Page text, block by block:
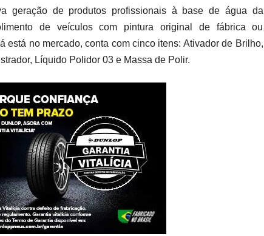
geração de produtos profissionais à base de água da
de veículos com pintura original de fábrica ou
está no mercado, conta com cinco itens: Ativador de Brilho,
Líquido Polidor 03 e Massa de Polir.